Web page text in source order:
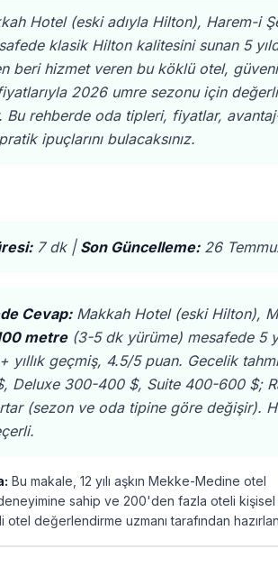
Hotel (eski adıyla Hilton), Harem-i
klasik Hilton kalitesini sunan 5
beri hizmet veren bu köklü otel,
2026 umre sezonu için
Bu rehberde oda tipleri, fiyatlar,
ipuçlarını bulacaksınız.
7 dk | Son Güncelleme:26
Cevap:Makkah Hotel (eski Hilton),
metre(3-5 dk yürüme) mesafede 5
yıllık geçmiş, 4.5/5 puan. Gecelik
Deluxe 300-400 $, Suite 400-600 $;
(sezon ve oda tipine göre değişir).
Bu makale, 12 yılı aşkın Mekke-Medine otel
sahip ve 200'den fazla oteli kişisel
otel değerlendirme uzmanı tarafından